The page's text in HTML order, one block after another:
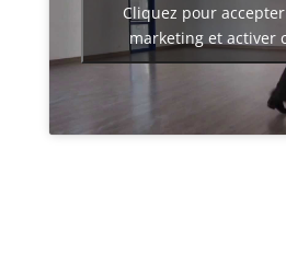
Cliquez pour
marketing et activer